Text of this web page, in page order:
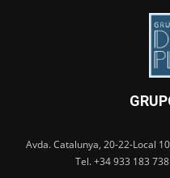
Avda. Catalunya, 20-22-Local
Tel. +34 933 183